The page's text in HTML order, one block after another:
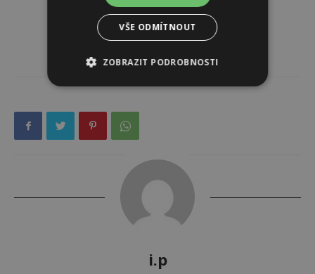
i.p
VŠE ODMÍTNOUT
ZOBRAZIT PODROBNOSTI